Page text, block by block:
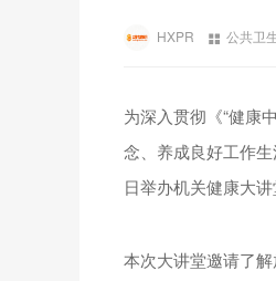
HXPR 公共卫
为深入贯彻《“健康
念、养成良好工作
日举办机关健康大
本次大讲堂邀请了